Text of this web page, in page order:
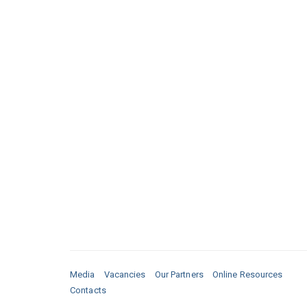
Media Vacancies Our Partners
Online Resources
Contacts